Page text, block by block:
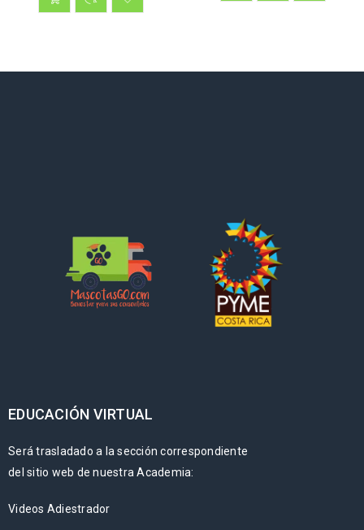
EDUCACIÓN VIRTUAL
Será trasladado a la sección correspondiente
del sitio web de nuestra Academia:
Videos Adiestrador